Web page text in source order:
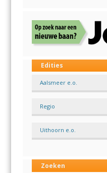
Edities
Aalsmeer e.o.
Regio
Uithoorn e.o.
Zoeken